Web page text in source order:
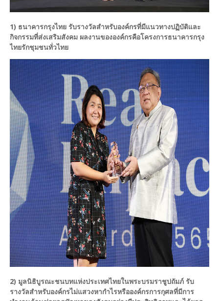
1) ธนาคารกรุงไทย รับรางวัลสำหรับองค์กรที่มีแนวทางปฏิบัติและ
กิจกรรมที่ส่งเสริมสังคม ผลงานขององค์กรคือโครงการธนาคารกรุง
ไทยรักชุมชนทั่วไทย
2) มูลนิธิบูรณะชนบทแห่งประเทศไทยในพระบรมราชูปถัมภ์ รับ
รางวัลสำหรับองค์กรไม่แสวงหากำไรหรือองค์กรการกุศลที่มีการ